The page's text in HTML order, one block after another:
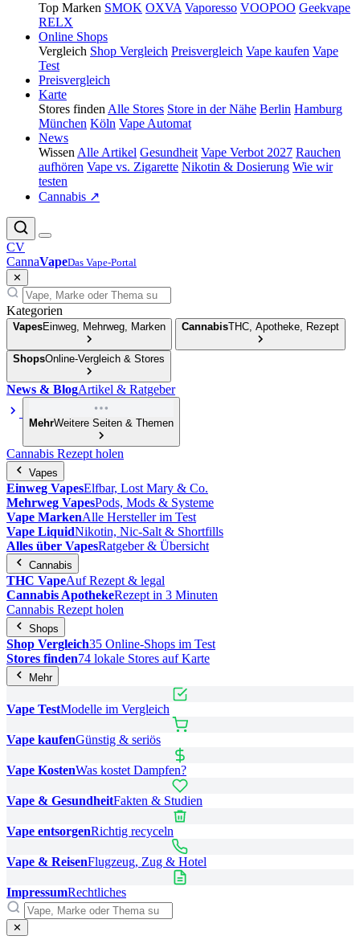
Top Marken SMOK OXVA Vaporesso VOOPOO Geekvape
RELX
Online Shops
Vergleich Shop Vergleich Preisvergleich Vape kaufen Vape
Test
Preisvergleich
Karte
Stores finden Alle Stores Store in der Nähe Berlin Hamburg
München Köln Vape Automat
News
Wissen Alle Artikel Gesundheit Vape Verbot 2027 Rauchen
aufhören Vape vs. Zigarette Nikotin & Dosierung Wie wir
testen
Cannabis ↗
CV
CannaVapeDas Vape-Portal
✕
Kategorien
VapesEinweg, Mehrweg, Marken CannabisTHC, Apotheke, Rezept
ShopsOnline-Vergleich & Stores
News & BlogArtikel & Ratgeber
MehrWeitere Seiten & Themen
Cannabis Rezept holen
Vapes
Einweg VapesElfbar, Lost Mary & Co.
Mehrweg VapesPods, Mods & Systeme
Vape MarkenAlle Hersteller im Test
Vape LiquidNikotin, Nic-Salt & Shortfills
Alles über VapesRatgeber & Übersicht
Cannabis
THC VapeAuf Rezept & legal
Cannabis ApothekeRezept in 3 Minuten
Cannabis Rezept holen
Shops
Shop Vergleich35 Online-Shops im Test
Stores finden74 lokale Stores auf Karte
Mehr
Vape TestModelle im Vergleich
Vape kaufenGünstig & seriös
Vape KostenWas kostet Dampfen?
Vape & GesundheitFakten & Studien
Vape entsorgenRichtig recyceln
Vape & ReisenFlugzeug, Zug & Hotel
ImpressumRechtliches
✕